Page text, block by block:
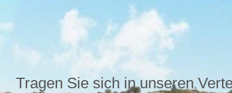
Tragen Sie sich in unseren